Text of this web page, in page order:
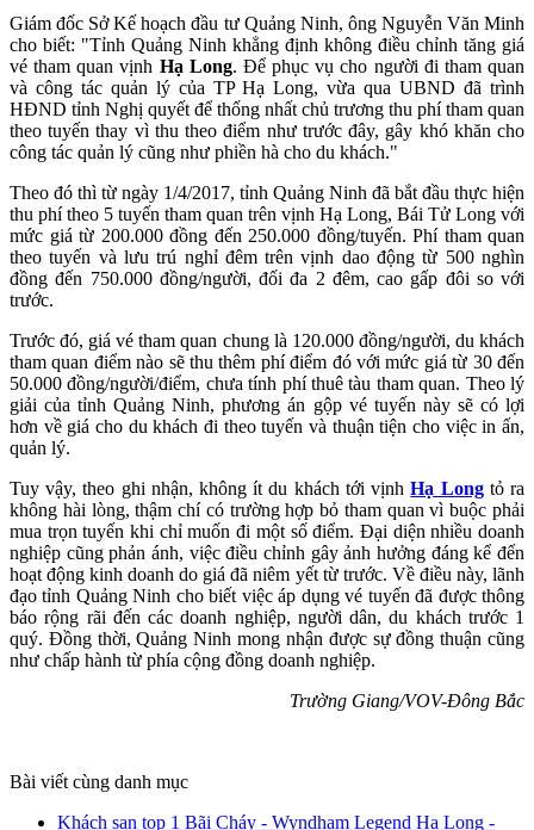
Giám đốc Sở Kế hoạch đầu tư Quảng Ninh, ông Nguyễn Văn Minh
cho biết: "Tỉnh Quảng Ninh khẳng định không điều chỉnh tăng giá
vé tham quan vịnh Hạ Long. Để phục vụ cho người đi tham quan
và công tác quản lý của TP Hạ Long, vừa qua UBND đã trình
HĐND tỉnh Nghị quyết để thống nhất chủ trương thu phí tham quan
theo tuyến thay vì thu theo điểm như trước đây, gây khó khăn cho
công tác quản lý cũng như phiền hà cho du khách."
Theo đó thì từ ngày 1/4/2017, tỉnh Quảng Ninh đã bắt đầu thực hiện
thu phí theo 5 tuyến tham quan trên vịnh Hạ Long, Bái Tử Long với
mức giá từ 200.000 đồng đến 250.000 đồng/tuyến. Phí tham quan
theo tuyến và lưu trú nghỉ đêm trên vịnh dao động từ 500 nghìn
đồng đến 750.000 đồng/người, đối đa 2 đêm, cao gấp đôi so với
trước.
Trước đó, giá vé tham quan chung là 120.000 đồng/người, du khách
tham quan điểm nào sẽ thu thêm phí điểm đó với mức giá từ 30 đến
50.000 đồng/người/điểm, chưa tính phí thuê tàu tham quan. Theo lý
giải của tỉnh Quảng Ninh, phương án gộp vé tuyến này sẽ có lợi
hơn về giá cho du khách đi theo tuyến và thuận tiện cho việc in ấn,
quản lý.
Tuy vậy, theo ghi nhận, không ít du khách tới vịnhHạ Longtỏ ra
không hài lòng, thậm chí có trường hợp bỏ tham quan vì buộc phải
mua trọn tuyến khi chỉ muốn đi một số điểm. Đại diện nhiều doanh
nghiệp cũng phản ánh, việc điều chỉnh gây ảnh hưởng đáng kể đến
hoạt động kinh doanh do giá đã niêm yết từ trước. Về điều này, lãnh
đạo tỉnh Quảng Ninh cho biết việc áp dụng vé tuyến đã được thông
báo rộng rãi đến các doanh nghiệp, người dân, du khách trước 1
quý. Đồng thời, Quảng Ninh mong nhận được sự đồng thuận cũng
như chấp hành từ phía cộng đồng doanh nghiệp.
Trường Giang/VOV-Đông Bắc
Bài viết cùng danh mục
Khách sạn top 1 Bãi Cháy - Wyndham Legend Hạ Long -